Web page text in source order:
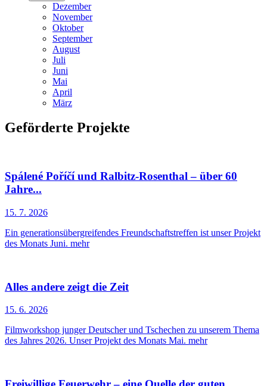
Dezember
November
Oktober
September
August
Juli
Juni
Mai
April
März
Geförderte Projekte
Spálené Poříčí und Ralbitz-Rosenthal – über 60
Jahre...
15. 7. 2026
Ein generationsübergreifendes Freundschaftstreffen ist unser Projekt
des Monats Juni. mehr
Alles andere zeigt die Zeit
15. 6. 2026
Filmworkshop junger Deutscher und Tschechen zu unserem Thema
des Jahres 2026. Unser Projekt des Monats Mai. mehr